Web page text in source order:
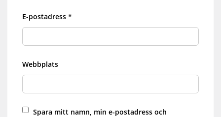
E-postadress *
Webbplats
Spara mitt namn, min e-postadress och